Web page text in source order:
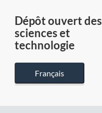
du
Canada
Dépôt ouvert des
sciences et
technologie
Français